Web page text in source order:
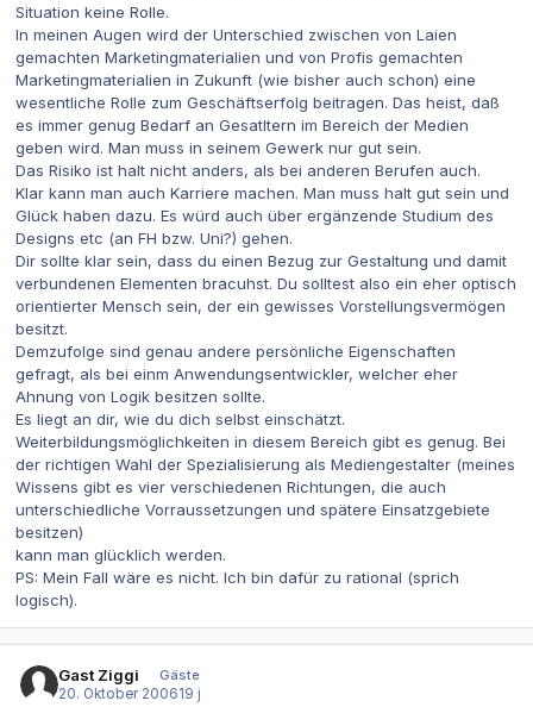
Situation keine Rolle.
In meinen Augen wird der Unterschied zwischen von Laien
gemachten Marketingmaterialien und von Profis gemachten
Marketingmaterialien in Zukunft (wie bisher auch schon) eine
wesentliche Rolle zum Geschäftserfolg beitragen. Das heist, daß
es immer genug Bedarf an Gesatltern im Bereich der Medien
geben wird. Man muss in seinem Gewerk nur gut sein.
Das Risiko ist halt nicht anders, als bei anderen Berufen auch.
Klar kann man auch Karriere machen. Man muss halt gut sein und
Glück haben dazu. Es würd auch über ergänzende Studium des
Designs etc (an FH bzw. Uni?) gehen.
Dir sollte klar sein, dass du einen Bezug zur Gestaltung und damit
verbundenen Elementen bracuhst. Du solltest also ein eher optisch
orientierter Mensch sein, der ein gewisses Vorstellungsvermögen
besitzt.
Demzufolge sind genau andere persönliche Eigenschaften
gefragt, als bei einm Anwendungsentwickler, welcher eher
Ahnung von Logik besitzen sollte.
Es liegt an dir, wie du dich selbst einschätzt.
Weiterbildungsmöglichkeiten in diesem Bereich gibt es genug. Bei
der richtigen Wahl der Spezialisierung als Mediengestalter (meines
Wissens gibt es vier verschiedenen Richtungen, die auch
unterschiedliche Vorraussetzungen und spätere Einsatzgebiete
besitzen)
kann man glücklich werden.
PS: Mein Fall wäre es nicht. Ich bin dafür zu rational (sprich
logisch).
Gast Ziggi
Gäste
20. Oktober 200619 j